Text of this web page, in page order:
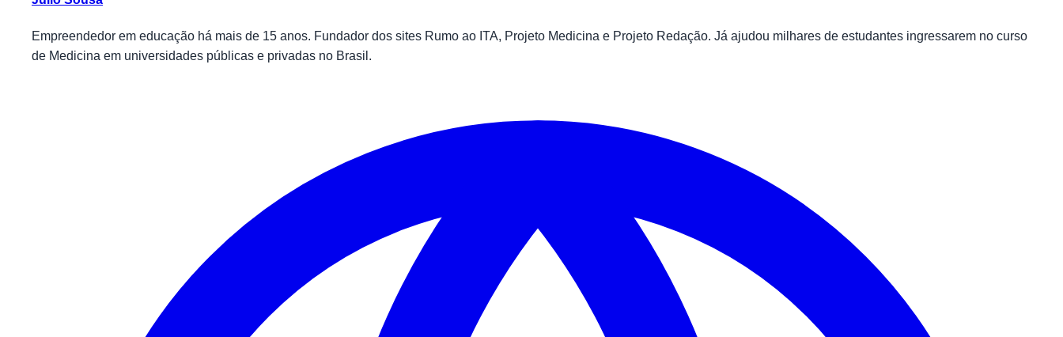
Empreendedor em educação há mais de 15 anos. Fundador dos sites Rumo ao ITA, Projeto Medicina e Projeto Redação. Já ajudou milhares de estudantes ingressarem no curso
de Medicina em universidades públicas e privadas no Brasil.